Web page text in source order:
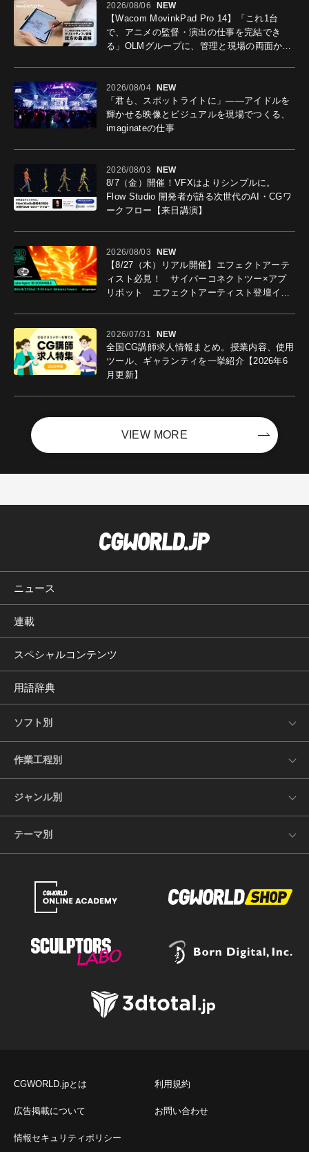
2026/08/06 NEW
【Wacom MovinkPad Pro 14】「これ1台
で、アニメの監督・演出の仕事を完結でき
る」OLMグループに、管理と現場の両面から
2026/08/04 NEW
「君も、スポットライトに」――アイドルを
輝かせる映像とビジュアルを現場でつくる、
imaginateの仕事
2026/08/03 NEW
8/7（金）開催！VFXはよりシンプルに。
Flow Studio 開発者が語る次世代のAI・CGワ
ークフロー【来日講演】
2026/08/03 NEW
【8/27（木）リアル開催】エフェクトアーテ
ィスト必見！ サイバーコネクトツー×アプ
リボット エフェクトアーティスト登壇イベ
2026/07/31 NEW
全国CG講師求人情報まとめ。授業内容、使用
ツール、ギャランティを一挙紹介【2026年6
月更新】
VIEW MORE
ニュース
連載
スペシャルコンテンツ
用語辞典
ソフト別
作業工程別
ジャンル別
テーマ別
CGWORLD.jpとは 利用規約
広告掲載について お問い合わせ
情報セキュリティポリシー